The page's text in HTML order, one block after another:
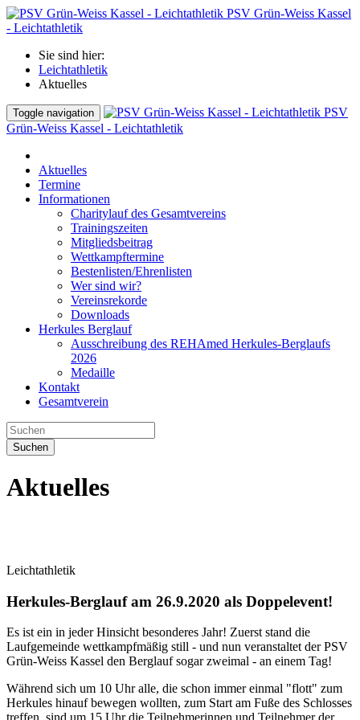
PSV Grün-Weiss Kassel
- Leichtathletik
Sie sind hier:
Leichtathletik
Aktuelles
Toggle navigation
PSV
Grün-Weiss Kassel - Leichtathletik
Aktuelles
Termine
Informationen
Charitylauf des Gesamtvereins
Trainingszeiten
Mitgliedsbeitrag
Wettkampftermine
Bestenlisten/Ehrenlisten
Wer sind wir?
Vereinsrekorde
Downloads
Herkules Berglauf
Ausschreibung des REHAmed Herkules-Berglaufs
2026
Medaille
Kontakt
Gesamtverein
Suchen
Aktuelles
Leichtathletik
Herkules-Berglauf am 26.9.2020 als Doppelevent!
Es ist ein in jeder Hinsicht besonderes Jahr! Zuerst stand die
Laufgemeinde wettkampfmäßig still - und nun veranstaltet der PSV
Grün-Weiss Kassel den Berglauf sogar zweimal - an einem Tag!
Während sich um 10 Uhr alle, die schon immer einmal "flott" zum
Herkules hinauf bewegen wollten, zum Start am Fuße des Schlosses